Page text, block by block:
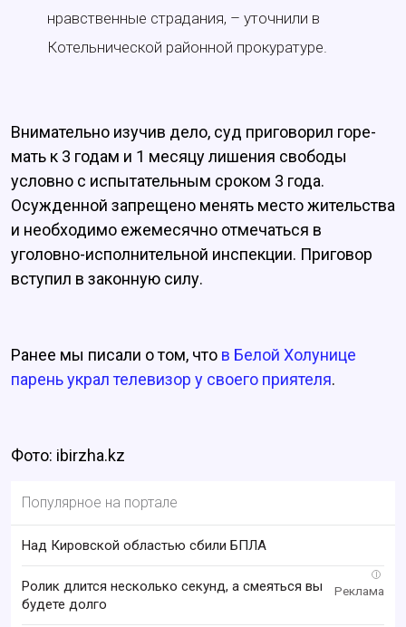
нравственные страдания, – уточнили в
Котельнической районной прокуратуре.
Внимательно изучив дело, суд приговорил горе-
мать к 3 годам и 1 месяцу лишения свободы
условно с испытательным сроком 3 года.
Осужденной запрещено менять место жительства
и необходимо ежемесячно отмечаться в
уголовно-исполнительной инспекции. Приговор
вступил в законную силу.
Ранее мы писали о том, что в Белой Холунице
парень украл телевизор у своего приятеля.
Фото: ibirzha.kz
Популярное на портале
Над Кировской областью сбили БПЛА
i
Ролик длится несколько секунд, а смеяться вы
будете долго